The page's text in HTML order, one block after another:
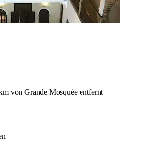
von Grande Mosquée entfernt